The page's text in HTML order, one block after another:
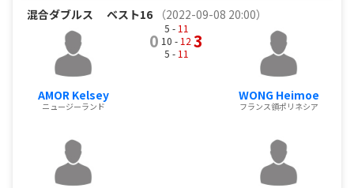
混合ダブルス ベスト16 （2022-09-08 20:00）
AMOR Kelsey
ニュージーランド
0
5 - 11
10 - 12
5 - 11
3
WONG Heimoe
フランス領ポリネシア